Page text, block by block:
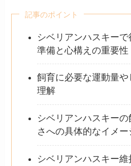
記事のポイント
シベリアンハスキー
準備と心構えの重要性
飼育に必要な運動量
理解
シベリアンハスキー
さへの具体的なイメー
シベリアンハスキー